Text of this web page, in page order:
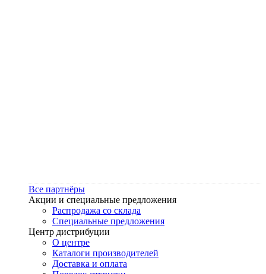
Все партнёры
Акции и специальные предложения
Распродажа со склада
Специальные предложения
Центр дистрибуции
О центре
Каталоги производителей
Доставка и оплата